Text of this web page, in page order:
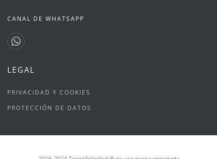
CANAL DE WHATSAPP
LEGAL
PRIVACIDAD Y COOKIES
PROTECCIÓN DE DATOS